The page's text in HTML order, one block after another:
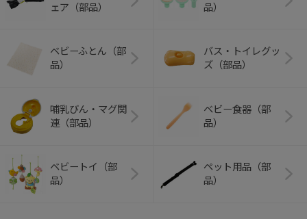
ェア（部品）
品）
ベビーふとん（部
品）
バス・トイレグッ
ズ（部品）
哺乳びん・マグ関
連（部品）
ベビー食器（部
品）
ベビートイ（部
品）
ペット用品（部
品）